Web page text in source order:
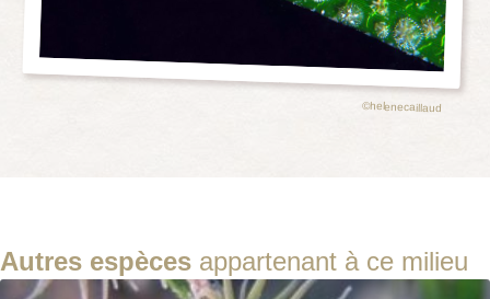
©helenecaillaud
Autres espèces appartenant à ce milieu